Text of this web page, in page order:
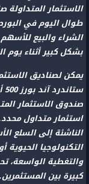
الاستثمار المتداولة
طوال اليوم في
الشراء والبيع
بشكل كبير أثناء يوم
يمكن لصناديق
صندوق الاستثمار
استثمار متداول
الناشئة إلى السلع
التكنولوجيا الحيوية
والتغطية الواسعة،
كبيرة بين المستثمرين.